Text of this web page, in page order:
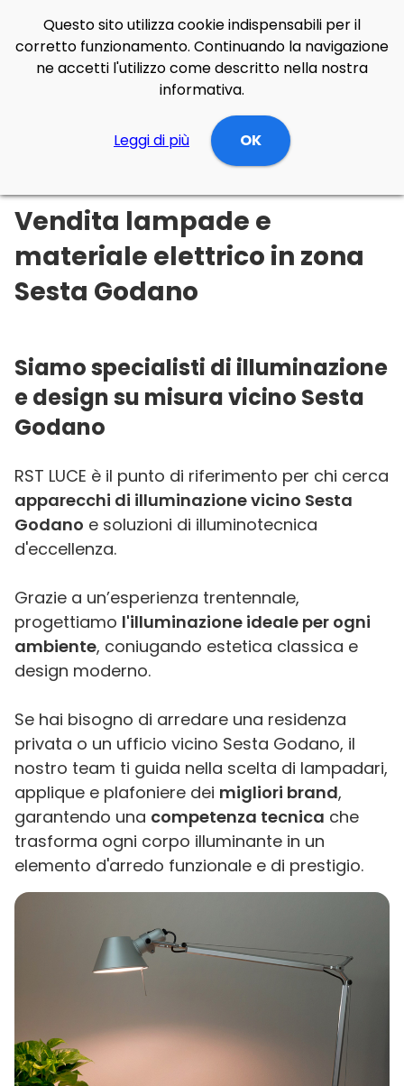
Illuminazione Online Liguria
La spezia
Vendita lampade e
materiale elettrico in zona
Sesta Godano
Siamo specialisti di illuminazione
e design su misura vicino Sesta
Godano
RST LUCE è il punto di riferimento per chi cerca
apparecchi di illuminazione vicino Sesta
Godano e soluzioni di illuminotecnica
d'eccellenza.
Grazie a un’esperienza trentennale,
progettiamo l'illuminazione ideale per ogni
ambiente, coniugando estetica classica e
design moderno.
Se hai bisogno di arredare una residenza
privata o un ufficio vicino Sesta Godano, il
nostro team ti guida nella scelta di lampadari,
applique e plafoniere dei migliori brand,
garantendo una competenza tecnica che
trasforma ogni corpo illuminante in un
elemento d'arredo funzionale e di prestigio.
Questo sito utilizza cookie indispensabili per il
corretto funzionamento. Continuando la navigazione
ne accetti l'utilizzo come descritto nella nostra
informativa.
Leggi di più OK